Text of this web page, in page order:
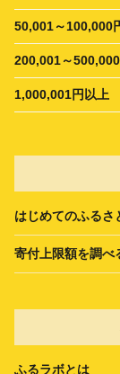
50,001～100,000
200,001～
1,000,001円以上
はじめてのふるさ
寄付上限額を調べ
ふるラボとは